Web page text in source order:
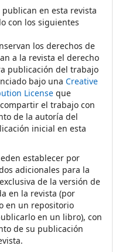
publican en esta revista
con los siguientes
los derechos de
a la revista el derecho
publicación del trabajo
bajo unaCreative
License que
el trabajo con
de la autoría del
inicial en esta
establecer por
adicionales para la
de la versión de
en la revista (por
en un repositorio
en un libro), con
de su publicación